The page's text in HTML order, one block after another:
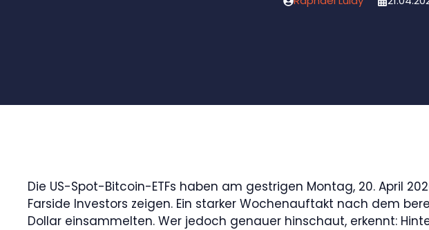
Die US-Spot-Bitcoin-ETFs haben am gestrigen Montag, 20. April
Farside Investors zeigen. Ein starker Wochenauftakt nach dem
Dollar einsammelten. Wer jedoch genauer hinschaut, erkennt: